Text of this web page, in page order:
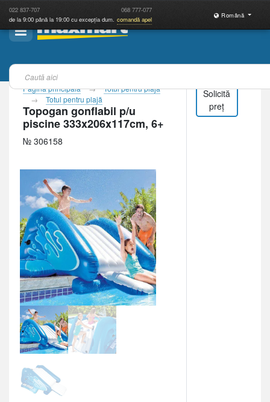
022 837-707 068 777-077
de la 9:00 până la 19:00 cu excepția dum. comandă apel
Română
Pagina principală
Totul pentru plajă
Totul pentru plajă
Topogan gonflabil p/u
piscine 333x206x117cm, 6+
№ 306158
Solicită
preț